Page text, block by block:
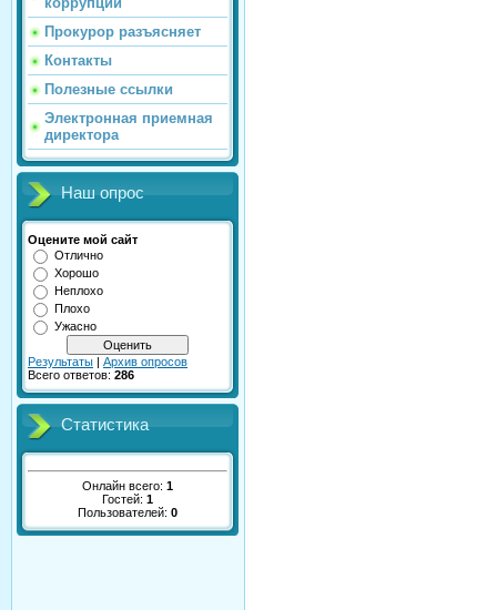
Прокурор разъясняет
Контакты
Полезные ссылки
Электронная приемная
директора
Наш опрос
Оцените мой сайт
Отлично
Хорошо
Неплохо
Плохо
Ужасно
Результаты | Архив опросов
Всего ответов: 286
Статистика
Онлайн всего: 1
Гостей: 1
Пользователей: 0